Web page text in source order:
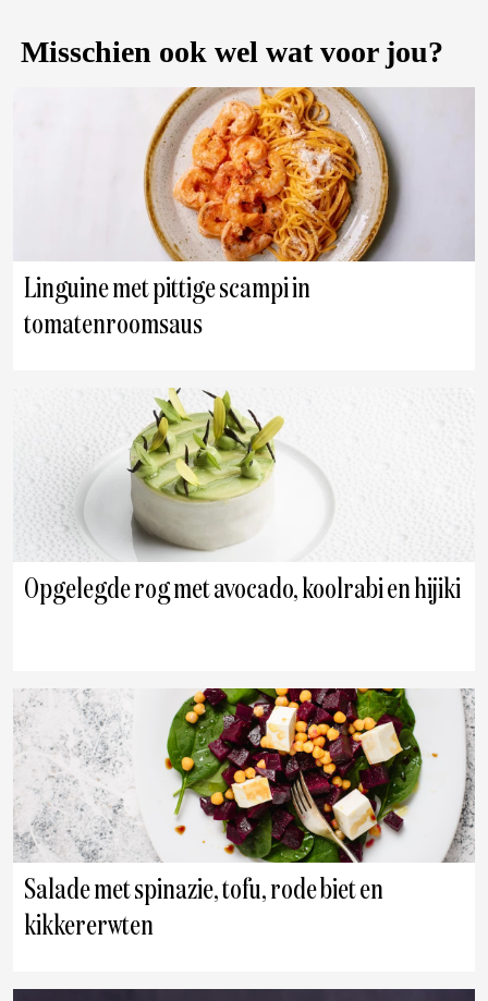
Misschien ook wel wat voor jou?
Linguine met pittige scampi in
tomatenroomsaus
Opgelegde rog met avocado, koolrabi en hijiki
Salade met spinazie, tofu, rode biet en
kikkererwten